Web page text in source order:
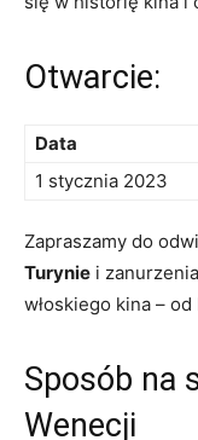
Otwarcie:
Data
1 stycznia 2023
Zapraszamy do
Turynie i
włoskiego kina –
Sposób na
Wenecji